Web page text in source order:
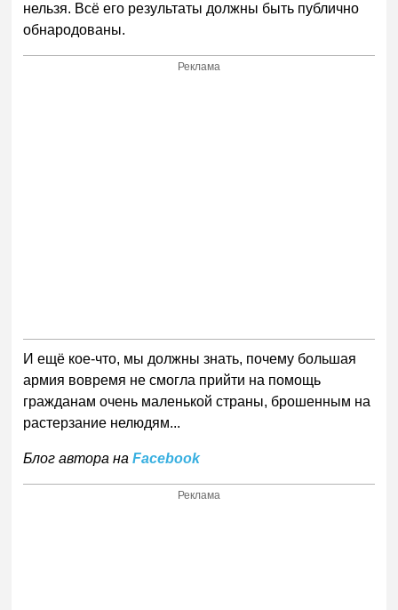
нельзя. Всё его результаты должны быть публично
обнародованы.
Реклама
И ещё кое-что, мы должны знать, почему большая
армия вовремя не смогла прийти на помощь
гражданам очень маленькой страны, брошенным на
растерзание нелюдям...
Блог автора наFacebook
Реклама